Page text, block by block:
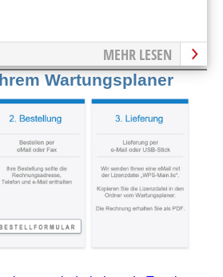
MEHR LESEN
Wartungsplaner